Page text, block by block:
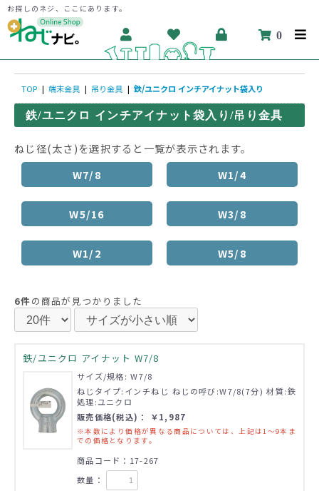
お探しのネジ、ここにあります。
0
TOP | 端末金具 | 吊り金具 | 鉄/ユニクロ インチアイナット袋入り
鉄/ユニクロ インチアイナット袋入り/吊り金具
ねじ径(太さ)を選択すると一覧が表示されます。
W7/8
W1/4
W5/16 W3/8
W1/2 W5/8
6件の商品が見つかりました
鉄/ユニクロ アイナット W7/8
サイズ/規格: W7/8
ねじタイプ:インチねじ ねじの呼び:W7/8(7分) 材質:鉄
処理:ユニクロ
販売価格(税込)： ￥1,987
※本数により価格が異なる商品については、上記は1～9本ま
での価格となります。
商品コード：17-267
数量：